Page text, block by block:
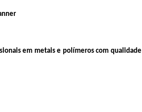
em metais e polímeros com qualidade